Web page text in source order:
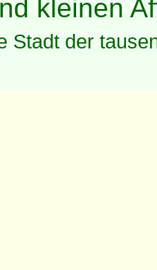
kleinen
Stadt der